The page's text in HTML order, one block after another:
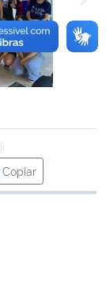
Copiar
para área de